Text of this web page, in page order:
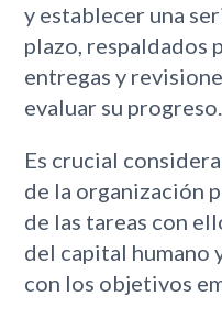
y establecer una
plazo, respaldados
entregas y
evaluar su progreso.
Es crucial
de la organización
de las tareas con
del capital humano
con los objetivos